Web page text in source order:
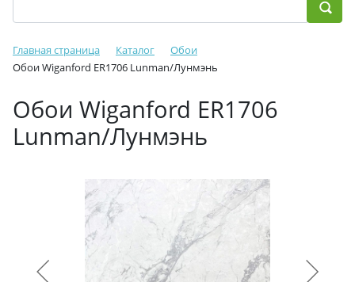
Главная страница Каталог
Обои
Обои Wiganford ER1706 Lunman/Лунмэнь
Обои Wiganford ER1706
Lunman/Лунмэнь